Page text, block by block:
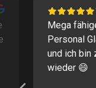
Mega
Personal
und ich bin
wieder 😄